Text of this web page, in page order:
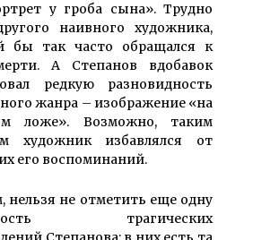
у гроба сына». Трудно
наивного художника,
бы так часто обращался к
А Степанов вдобавок
редкую разновидность
жанра – изображение «на
ложе». Возможно, таким
художник избавлялся от
его воспоминаний.
нельзя не отметить еще одну
трагических